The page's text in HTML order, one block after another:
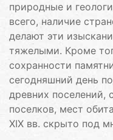
природные и
всего, наличие
делают эти
тяжелыми. Кроме
сохранности
сегодняшний день
древних поселений,
поселков, мест
XIX вв. скрыто под